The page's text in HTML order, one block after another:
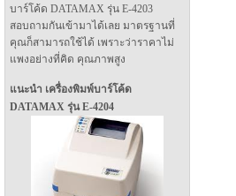
บาร์โค้ด DATAMAX รุ่น E-4203
สอบถามกันเข้ามาได้เลย มาตรฐานที่
คุณก็สามารถใช้ได้ เพราะว่าราคาไม่
แพงอย่างที่คิด คุณภาพสูง
แนะนำ เครื่องพิมพ์บาร์โค้ด
DATAMAX รุ่น E-4204